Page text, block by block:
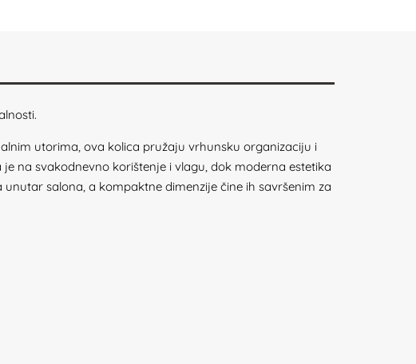
utorima, ova kolica pružaju vrhunsku organizaciju i
na svakodnevno korištenje i vlagu, dok moderna estetika
salona, a kompaktne dimenzije čine ih savršenim za